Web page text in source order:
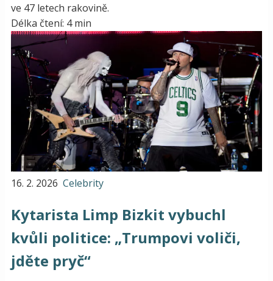
ve 47 letech rakovině.
Délka čtení: 4 min
16. 2. 2026 Celebrity
Kytarista Limp Bizkit vybuchl
kvůli politice: „Trumpovi voliči,
jděte pryč“